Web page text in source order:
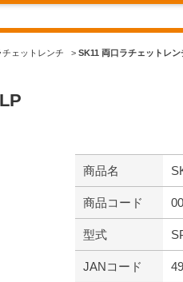
チェットレンチ > SK11 両口ラチェットレ
商品名
商品コード
型式
JANコード